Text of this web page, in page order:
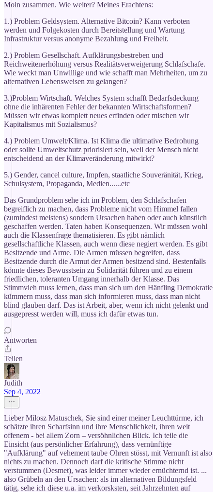
Moin zusammen. Wie weiter? Meines Erachtens:
1.) Problem Geldsystem. Alternative Bitcoin? Kann verboten
werden und Folgekosten durch Bereitstellung und Wartung
Infrastruktur versus anonyme Bezahlung und Freiheit.
2.) Problem Gesellschaft. Aufklärungsbestreben und
Reichweitenerhöhung versus Realitätsverweigerung Schlafschafe.
Wie weckt man Unwillige und wie schafft man Mehrheiten, um zu
alternativen Lebensweisen zu gelangen?
3.)Problem Wirtschaft. Welches System schafft Bedarfsdeckung
ohne die inhärenten Fehler der bekannten Wirtschaftsformen?
Müssen wir etwas komplett neues erfinden oder mischen wir
Kapitalismus mit Sozialismus?
4.) Problem Umwelt/Klima. Ist Klima die ultimative Bedrohung
oder sollte Umweltschutz priorisiert sein, weil der Mensch nicht
entscheidend an der Klimaveränderung mitwirkt?
5.) Gender, cancel culture, Impfen, staatliche Souveränität, Krieg,
Schulsystem, Propaganda, Medien......etc
Das Grundproblem sehe ich im Problem, den Schlafschafen
begreiflich zu machen, dass Probleme nicht vom Himmel fallen
(zumindest meistens) sondern Ursachen haben oder auch künstlich
geschaffen werden. Taten haben Konsequenzen. Wir müssen wohl
auch die Klassenfrage thematisieren. Es gibt nämlich
gesellschaftliche Klassen, auch wenn diese negiert werden. Es gibt
Besitzende und Arme. Die Armen müssen begreifen, dass
Besitzende durch die Armut der Armen besitzend sind. Bestenfalls
könnte dieses Bewusstsein zu Solidarität führen und zu einem
friedlichen, toleranten Umgang innerhalb der Klasse. Das
Stimmvieh muss lernen, dass man sich um den Hänfling Demokratie
kümmern muss, dass man sich informieren muss, dass man nicht
blind glauben darf. Das ist Arbeit, aber, wenn ich nicht gelenkt und
ausgepresst werden will, muss ich dafür etwas tun.
Antworten
Teilen
Judith
Sep 4, 2022
Lieber Milosz Matuschek, Sie sind einer meiner Leuchttürme, ich
schätzte ihren Scharfsinn und ihre Menschlichkeit, ihren weit
offenem - bei allem Zorn – versöhnlichen Blick. Ich teile die
Einsicht (aus persönlicher Erfahrung), dass vernünftige
"Aufklärung" auf vehement taube Ohren stösst, mit Vernunft ist also
nichts zu machen. Dennoch darf die kritische Stimme nicht
verstummen (Desmet), was leider immer wieder ernüchternd ist. ...
also Grübeln an den Ursachen: als im alternativen Bildungsfeld
tätig, sehe ich diese u.a. im verkorsksten, seit Jahrzehnten auf